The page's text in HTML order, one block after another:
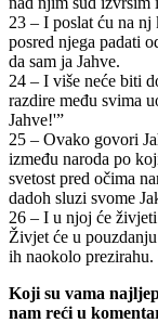
23 – I poslat ću na
posred njega padati
da sam ja Jahve.
24 – I više neće biti
razdire među svima
Jahve!'”
25 – Ovako govori
između naroda po
svetost pred očima
dadoh sluzi svome
26 – I u njoj će
Živjet će u
ih naokolo prezirahu.
Koji su vama
nam reći u